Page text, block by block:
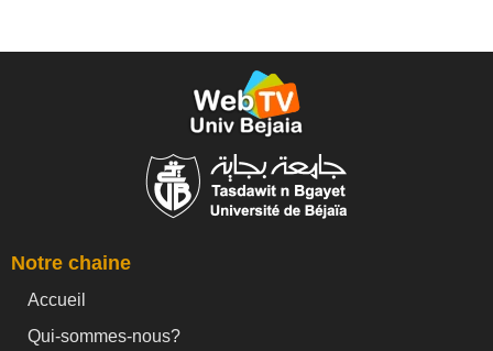
Notre chaine
Accueil
Qui-sommes-nous?